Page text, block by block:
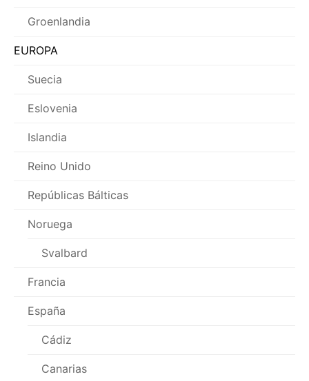
Groenlandia
EUROPA
Suecia
Eslovenia
Islandia
Reino Unido
Repúblicas Bálticas
Noruega
Svalbard
Francia
España
Cádiz
Canarias